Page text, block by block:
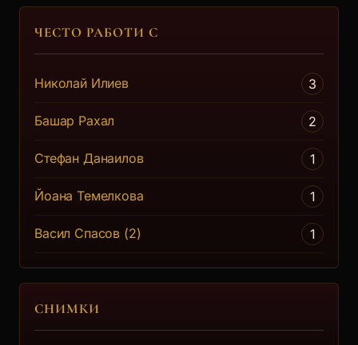
ЧЕСТО РАБОТИ С
Николай Илиев 3
Башар Рахал 2
Стефан Данаилов 1
Йоана Темелкова 1
Васил Спасов (2) 1
СНИМКИ